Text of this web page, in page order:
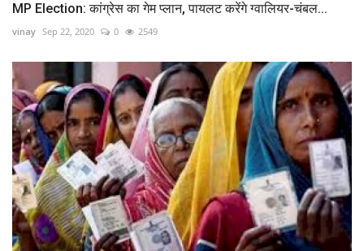
MP Election: कांग्रेस का गेम प्लान, पायलट करेंगे ग्वालियर-चंबल...
vinay Sep 22, 2020 0 2549